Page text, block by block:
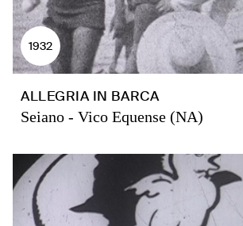
1932
ALLEGRIA IN BARCA
Seiano - Vico Equense (NA)